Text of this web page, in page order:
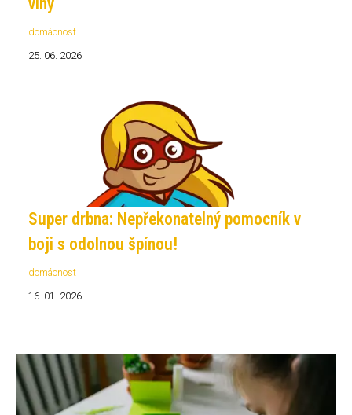
domácnost
25. 06. 2026
Super drbna: Nepřekonatelný pomocník v
boji s odolnou špínou!
domácnost
16. 01. 2026